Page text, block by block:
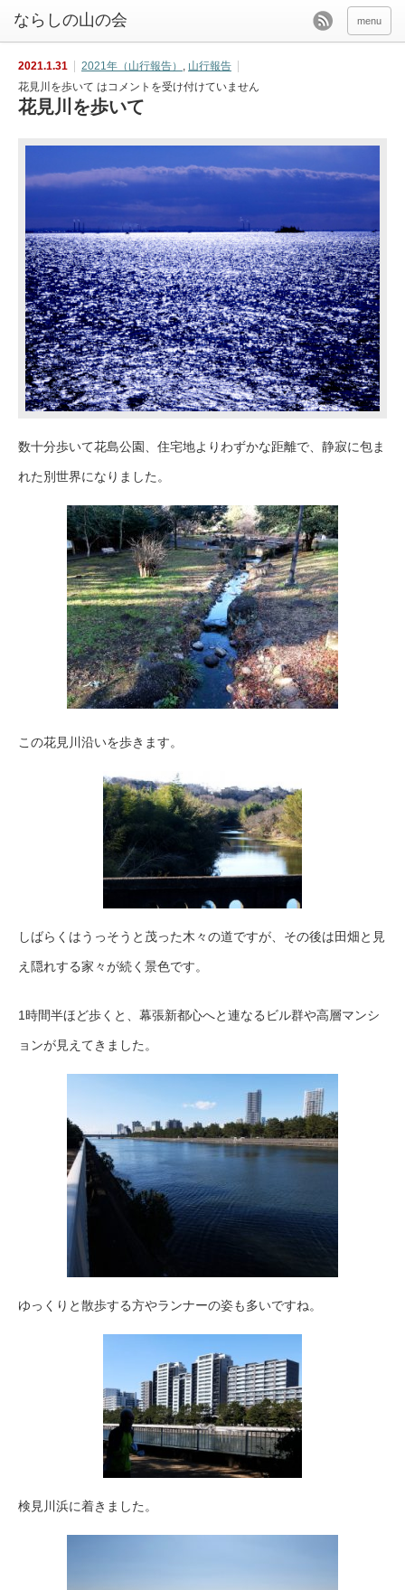
menu
2021.1.31 2021年（山行報告） , 山行報告
花見川を歩いて はコメントを受け付けていません
花見川を歩いて
数十分歩いて花島公園、住宅地よりわずかな距離で、静寂に包ま
れた別世界になりました。
この花見川沿いを歩きます。
しばらくはうっそうと茂った木々の道ですが、その後は田畑と見
え隠れする家々が続く景色です。
1時間半ほど歩くと、幕張新都心へと連なるビル群や高層マンシ
ョンが見えてきました。
ゆっくりと散歩する方やランナーの姿も多いですね。
検見川浜に着きました。